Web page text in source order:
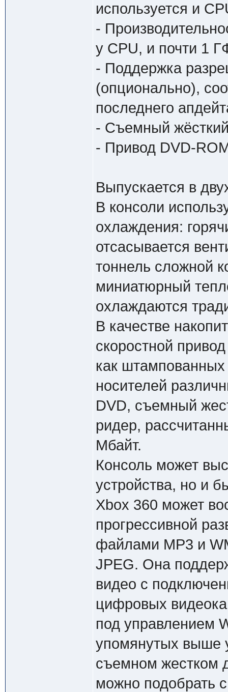
используется и
-
у CPU, и почти 1
- Поддержка
(опционально),
последнего
- Съемный
- Привод DVD-
Выпускается в
В консоли
охлаждения:
отсасывается
тоннель сложной
миниатюрный
охлаждаются
В качестве
скоростной
как
носителей
DVD, съемный
ридер,
Мбайт.
Консоль может
устройства, но и
Xbox 360 может
прогрессивной
файлами MP3 и
JPEG. Она
видео с
цифровых
под управлением
упомянутых выше
съемном жестком
можно подобрать